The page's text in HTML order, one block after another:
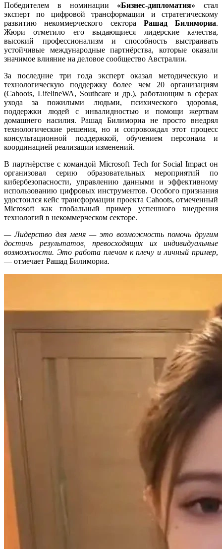
Победителем в номинации «Бизнес-дипломатия» стал
эксперт по цифровой трансформации и стратегическому
развитию некоммерческого сектора Рашад Билимориа.
Жюри отметило его выдающиеся лидерские качества,
высокий профессионализм и способность выстраивать
устойчивые международные партнёрства, которые оказали
значимое влияние на деловое сообщество Австралии.
За последние три года эксперт оказал методическую и
технологическую поддержку более чем 20 организациям
(Cahoots, LifelineWA, Southcare и др.), работающим в сферах
ухода за пожилыми людьми, психического здоровья,
поддержки людей с инвалидностью и помощи жертвам
домашнего насилия. Рашад Билимориа
не просто внедрял
технологические решения, но и сопровождал этот процесс
консультационной поддержкой, обучением персонала и
координацией реализации изменений.
В партнёрстве с командой Microsoft Tech for Social Impact он
организовал серию образовательных мероприятий по
кибербезопасности, управлению данными и эффективному
использованию цифровых инструментов. Особого признания
удостоился кейс трансформации проекта Cahoots, отмеченный
Microsoft как глобальный пример успешного внедрения
технологий в некоммерческом секторе.
— Лидерство для меня — это возможность помочь другим
достичь результатов, превосходящих их индивидуальные
возможности. Это работа плечом к плечу и личный пример,
— отмечает Рашад Билимориа.